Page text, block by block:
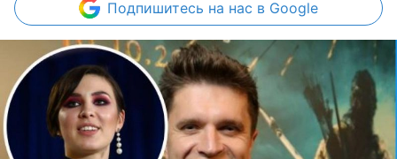
Подпишитесь на нас в Google